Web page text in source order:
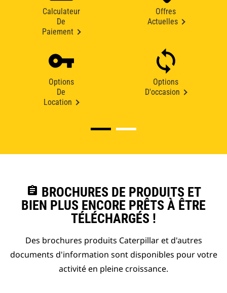
Calculateur
De
Paiement
Offres
Actuelles
Options
De
Location
Options
D'occasion
assignment BROCHURES DE PRODUITS ET
BIEN PLUS ENCORE PRÊTS À ÊTRE
TÉLÉCHARGÉS !
Des brochures produits Caterpillar et d'autres
documents d'information sont disponibles pour votre
activité en pleine croissance.